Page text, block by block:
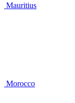
Mauritius
Morocco